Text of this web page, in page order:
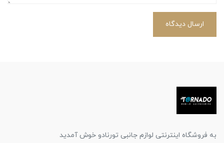
ارسال دیدگاه
به فروشگاه اینترنتی لوازم جانبی تورنادو خوش آمدید